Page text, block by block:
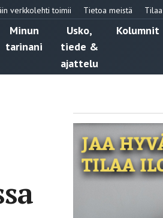
verkkolehti toimii Tietoa meistä
Minun
tarinani
Usko,
tiede &
ajattelu
Kolumnit